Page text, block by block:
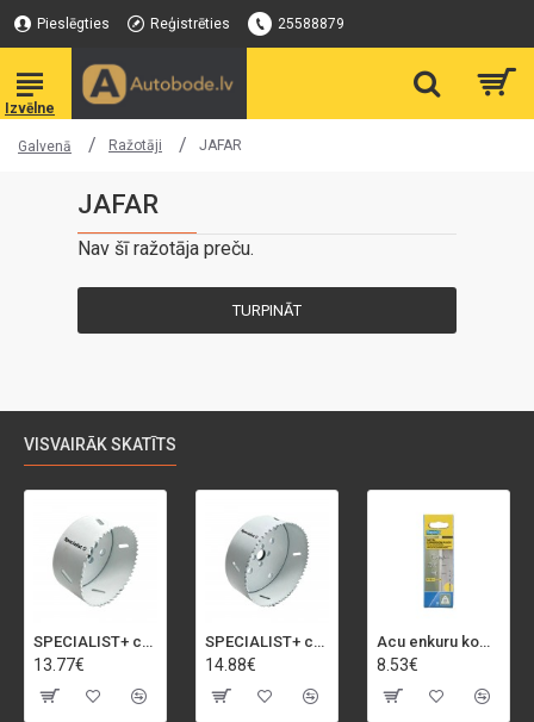
Pieslēgties Reģistrēties 25588879
Galvenā Ražotāji JAFAR
JAFAR
Nav šī ražotāja preču.
TURPINĀT
VISVAIRĀK SKATĪTS
SPECIALIST+ caurumu zāģis BI-METAL, 92 mm
13.77€
SPECIALIST+ caurumu zāģis BI-METAL, 98 mm
14.88€
Acu enkuru komplekts, 3-13 mm, Rapid, 12 gab.
8.53€